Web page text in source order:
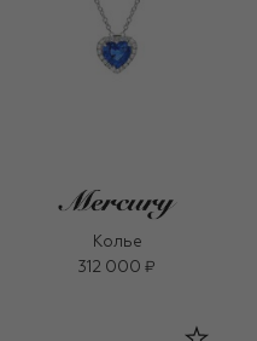
Колье
312 000 ₽